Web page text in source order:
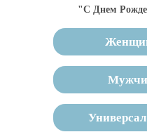
"С Днем